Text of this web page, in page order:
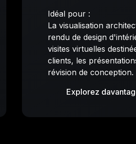
Idéal pour :
La visualisation
rendu de design
visites virtuelles
clients, les
révision de conception.
Explorez